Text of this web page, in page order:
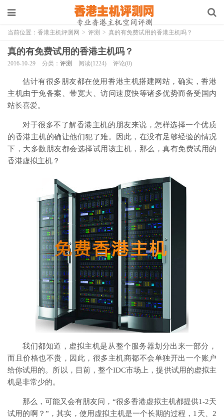
当前位置： 香港主机评测网 > 评测 > 真的有免费试用的香港主机吗？
真的有免费试用的香港主机吗？
2016-10-29 分类： 评测 阅读(1224) 评论(0)
估计有很多朋友都在使用香港主机搭建网站，确实，香港
主机由于免备案、带宽大、访问速度快等诸多优势而备受国内
站长喜爱。
对于很多不了解香港主机的朋友来说，怎样选择一个优质
的香港主机的确让他们犯了难。因此，在没有足够经验的情况
下，大多数朋友都会选择试用该主机，那么，真有免费试用的
香港虚拟主机？
我们都知道，虚拟主机是从整个服务器划分出来一部分，
而且价格也不贵，因此，很多主机商都不会单独开出一个账户
给你试用的。所以，目前，整个IDC市场上，提供试用的虚拟主
机是非常少的。
那么，可能又会有朋友问，“很多香港虚拟主机都提供1-2天
试用的啊？”，其实，使用虚拟主机是一个长期的过程，1天、2